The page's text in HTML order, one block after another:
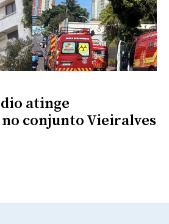
atinge
conjunto Vieiralves